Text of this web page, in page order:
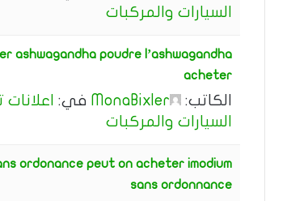
السيارات والمركبات
ashwagandha poudre l’ashwagandha
acheter
الكاتب: MonaBixler في: اعلانات
السيارات والمركبات
ordonance peut on acheter imodium
sans ordonnance